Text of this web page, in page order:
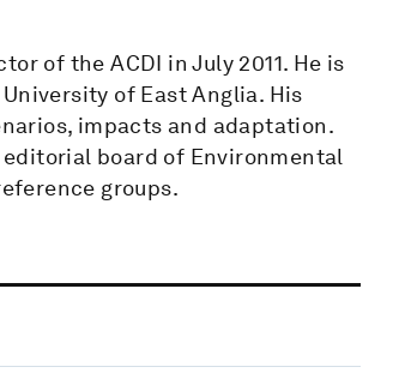
of the ACDI in July 2011. He is
of East Anglia. His
impacts and adaptation.
editorial board of Environmental
groups.